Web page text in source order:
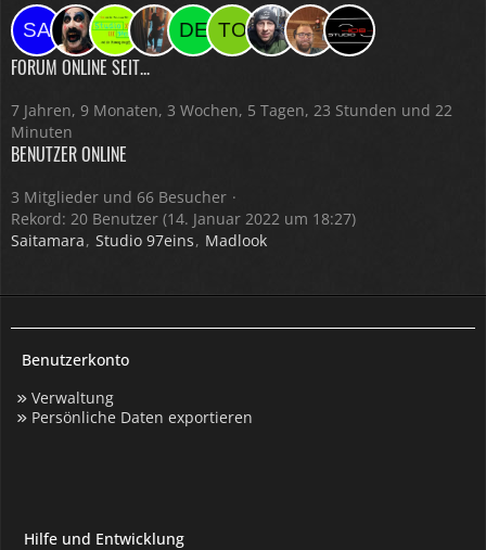
FORUM ONLINE SEIT...
7 Jahren, 9 Monaten, 3 Wochen, 5 Tagen, 23 Stunden und 22
Minuten
BENUTZER ONLINE
3 Mitglieder und 66 Besucher
Rekord: 20 Benutzer (14. Januar 2022 um 18:27)
Saitamara Studio 97eins Madlook
Benutzerkonto
Verwaltung
Persönliche Daten exportieren
Hilfe und Entwicklung